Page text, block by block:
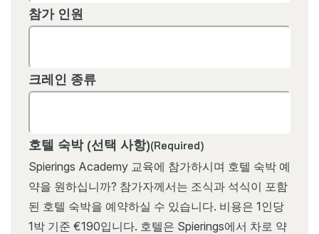
참가 인원
크레인 종류
호텔 숙박 (선택 사항)(Required)
Spierings Academy 교육에 참가하시며 호텔 숙박 예
약을 원하십니까? 참가자께서는 조식과 석식이 포함
된 호텔 숙박을 예약하실 수 있습니다. 비용은 1인당
1박 기준 €190입니다. 호텔은 Spierings에서 차로 약